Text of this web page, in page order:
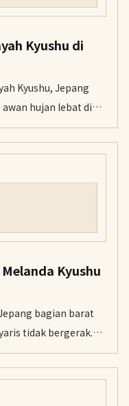
Kyushu di
Kyushu, Jepang
hujan lebat di
hujan
Rabu.
Kyushu
bagian barat
tidak bergerak.
potensi
meluapnya sungai.